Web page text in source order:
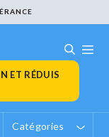
ET RÉDUIS
Catégories